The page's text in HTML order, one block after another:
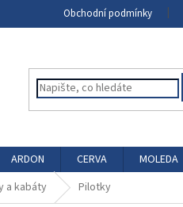
Obchodní podmínky
ARDON CERVA MOLEDA
a kabáty Pilotky